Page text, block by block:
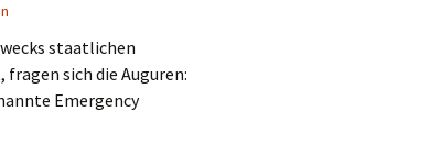
staatlichen
sich die Auguren:
Emergency